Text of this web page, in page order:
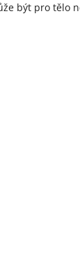
být pro tělo